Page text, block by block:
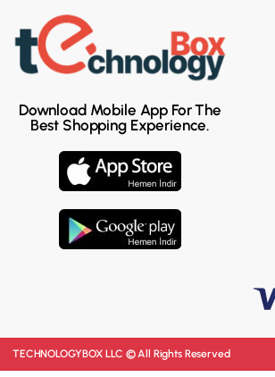
Download Mobile App For The
Best Shopping Experience.
TECHNOLOGYBOX LLC © All Rights Reserved